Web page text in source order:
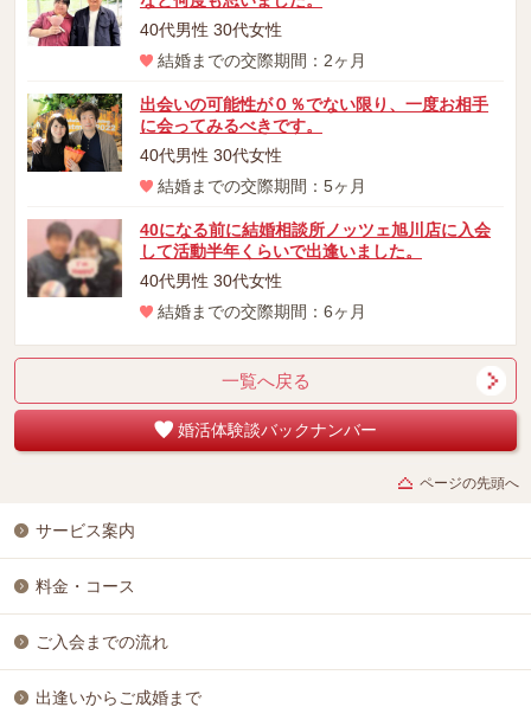
40代男性 30代女性
結婚までの交際期間：2ヶ月
出会いの可能性が０％でない限り、一度お相手
に会ってみるべきです。
40代男性 30代女性
結婚までの交際期間：5ヶ月
40になる前に結婚相談所ノッツェ旭川店に入会
して活動半年くらいで出逢いました。
40代男性 30代女性
結婚までの交際期間：6ヶ月
一覧へ戻る
婚活体験談バックナンバー
ページの先頭へ
サービス案内
料金・コース
ご入会までの流れ
出逢いからご成婚まで